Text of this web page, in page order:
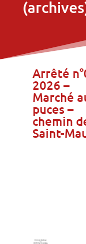
Arrêté
2026 –
Marché
puces –
chemin
Saint-